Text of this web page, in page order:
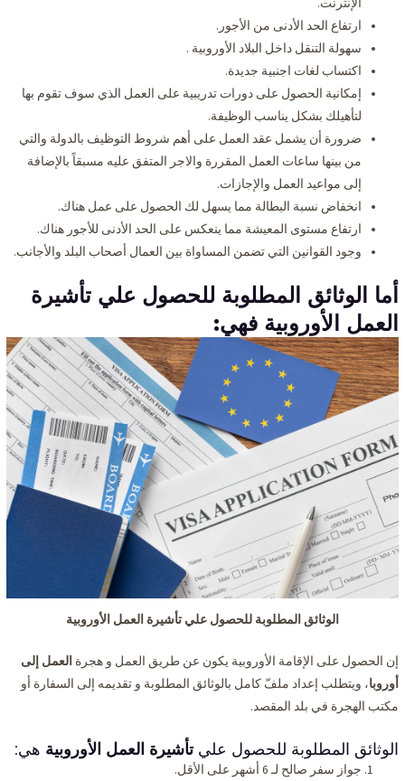
ارتفاع الحد الأدنى من الأجور.
سهولة التنقل داخل البلاد الأوروبية .
اكتساب لغات اجنبية جديدة.
إمكانية الحصول على دورات تدريبية على العمل الذي سوف تقوم بها
لتأهيلك بشكل يناسب الوظيفة.
ضرورة أن يشمل عقد العمل على أهم شروط التوظيف بالدولة والتي
من بينها ساعات العمل المقررة والاجر المتفق عليه مسبقاً بالإضافة
إلى مواعيد العمل والإجازات.
انخفاض نسبة البطالة مما يسهل لك الحصول على عمل هناك.
ارتفاع مستوى المعيشة مما ينعكس على الحد الأدنى للأجور هناك.
وجود القوانين التي تضمن المساواة بين العمال أصحاب البلد والأجانب.
أما الوثائق المطلوبة للحصول عليتأشيرة
العمل الأوروبيةفهي:
الوثائق المطلوبة للحصول علي تأشيرة العمل الأوروبية
إن الحصول على الإقامة الأوروبية يكون عن طريق العمل و هجرة العمل إلى
أوروبا، ويتطلب إعداد ملفّ كامل بالوثائق المطلوبة و تقديمه إلى السفارة أو
مكتب الهجرة في بلد المقصد.
الوثائق المطلوبة للحصول عليتأشيرة العمل الأوروبية هي:
جواز سفر صالح لـ 6 أشهر على الأقل.